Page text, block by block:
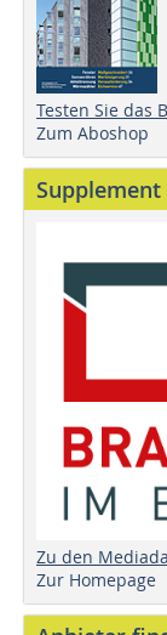
Testen Sie das
Zum Aboshop
Supplement
Zu den
Zur Homepage